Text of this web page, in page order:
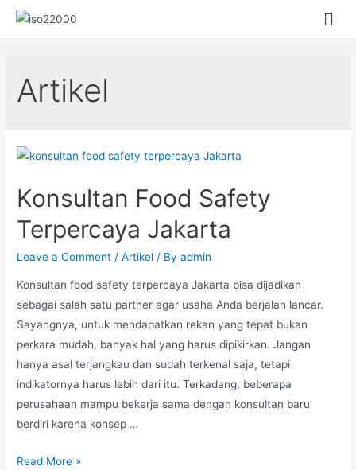
Artikel
Konsultan Food Safety
Terpercaya Jakarta
Leave a Comment /Artikel / Byadmin
Konsultan food safety terpercaya Jakarta bisa dijadikan
sebagai salah satu partner agar usaha Anda berjalan lancar.
Sayangnya, untuk mendapatkan rekan yang tepat bukan
perkara mudah, banyak hal yang harus dipikirkan. Jangan
hanya asal terjangkau dan sudah terkenal saja, tetapi
indikatornya harus lebih dari itu. Terkadang, beberapa
perusahaan mampu bekerja sama dengan konsultan baru
berdiri karena konsep …
Read More »